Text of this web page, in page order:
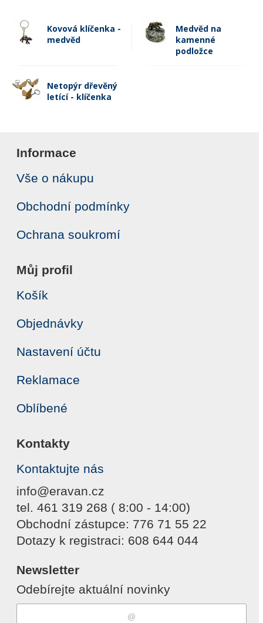
Kovová klíčenka -
medvěd
Medvěd na
kamenné
podložce
Netopýr dřevěný
letící - klíčenka
Informace
Vše o nákupu
Obchodní podmínky
Ochrana soukromí
Můj profil
Košík
Objednávky
Nastavení účtu
Reklamace
Oblíbené
Kontakty
Kontaktujte nás
info@eravan.cz
tel. 461 319 268 ( 8:00 - 14:00)
Obchodní zástupce: 776 71 55 22
Dotazy k registraci: 608 644 044
Newsletter
Odebírejte aktuální novinky